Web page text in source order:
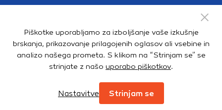
Mešalnice barv
Dostava
Zasebnost in piškotki
Piškotke uporabljamo za izboljšanje vaše izkušnje
brskanja, prikazovanje prilagojenih oglasov ali vsebine in
analizo našega prometa. S klikom na “Strinjam se” se
strinjate z našo uporabo piškotkov.
Nastavitve Strinjam se